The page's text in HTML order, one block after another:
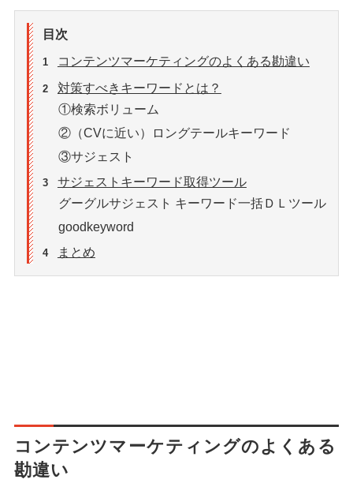
目次
1 コンテンツマーケティングのよくある勘違い
2
対策すべきキーワードとは？
①検索ボリューム
②（CVに近い）ロングテールキーワード
③サジェスト
3
サジェストキーワード取得ツール
グーグルサジェスト キーワード一括ＤＬツール
goodkeyword
4 まとめ
コンテンツマーケティングのよくある
勘違い